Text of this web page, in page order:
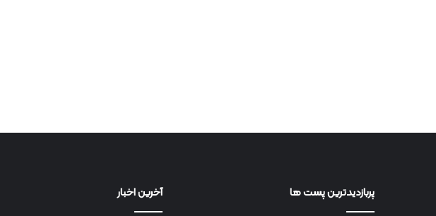
پربازدیدترین پست ها آخرین اخبار